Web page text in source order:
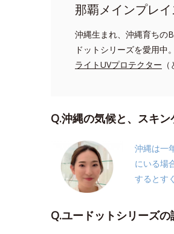
那覇メインプレ
沖縄生まれ、沖縄育ちの
ドットシリーズを愛用中。
ライトUVプロテクター
Q.沖縄の気候と、スキン
沖縄は一
にいる場
するとす
Q.ユードットシリーズ